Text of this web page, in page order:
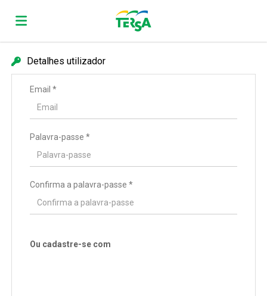
Página
inicial
Ofertas
de
emprego
Regista-
te
Iniciar
Detalhes utilizador
Email *
Palavra-passe *
Confirma a palavra-passe *
Ou cadastre-se com